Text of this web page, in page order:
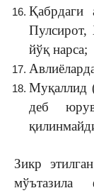
Қабрдаги
Пулсирот,
йўқ нарса;
Муқаллид
деб
Зикр
мўътазила